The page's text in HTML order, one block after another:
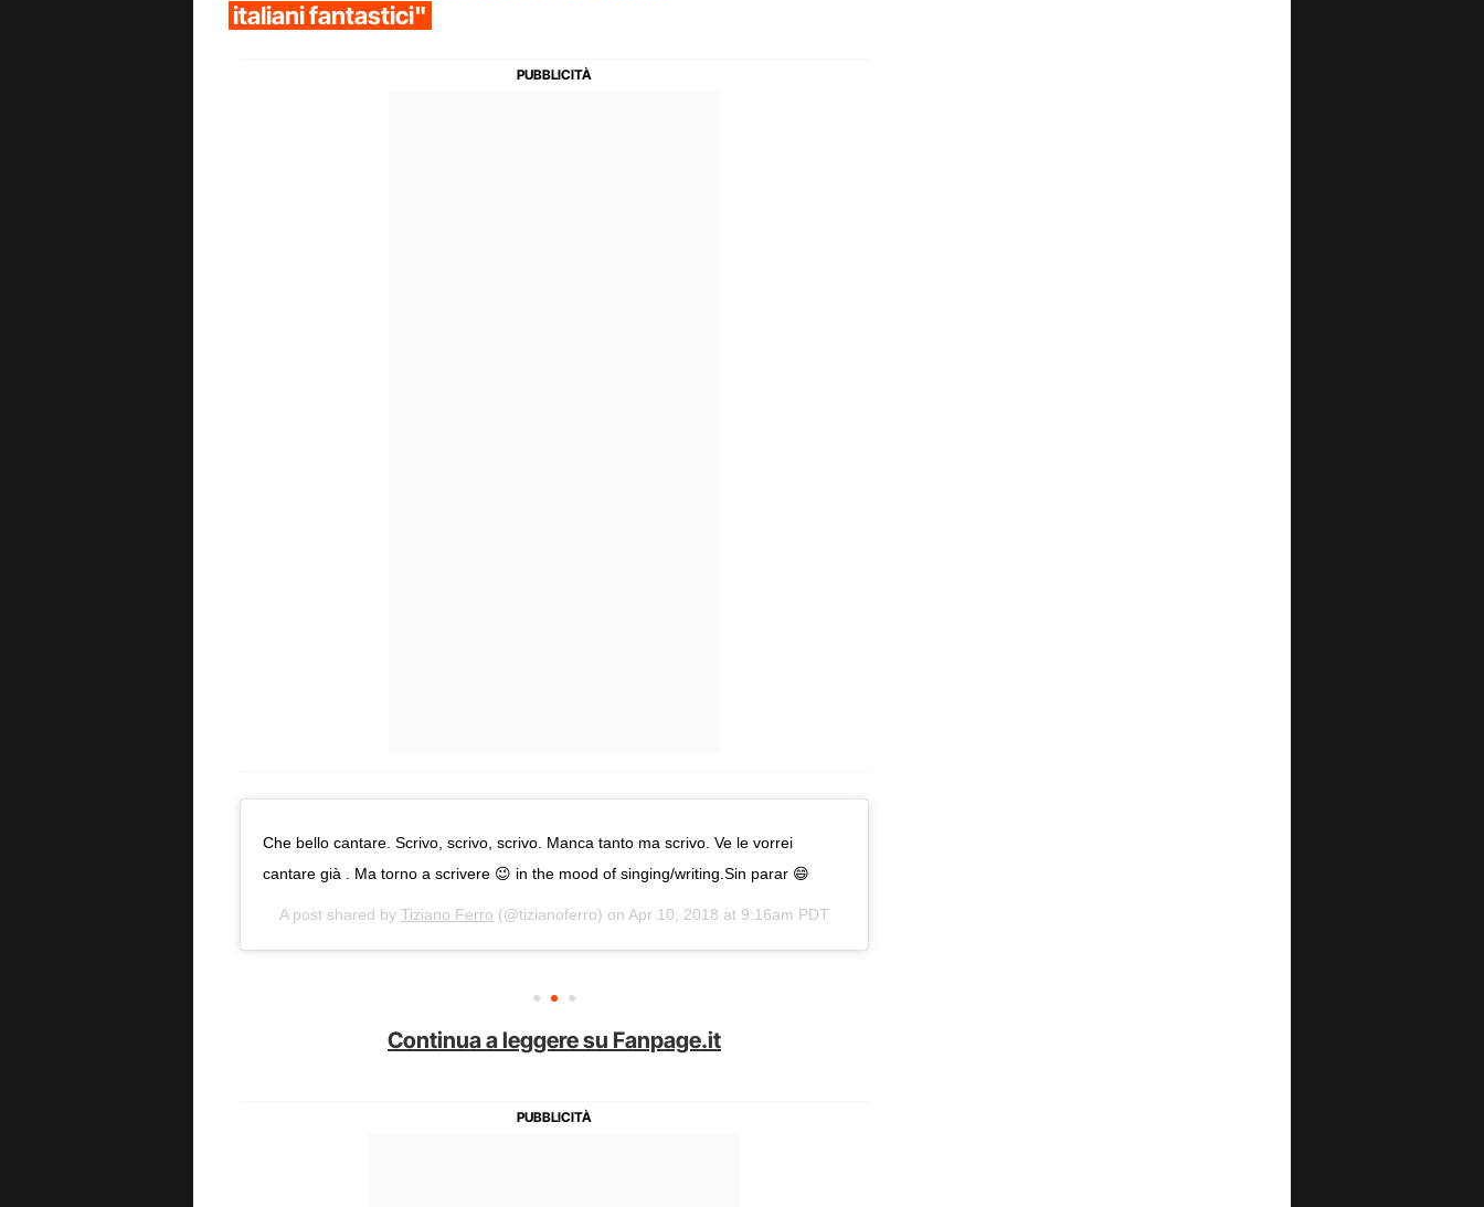
italiani fantastici"
Che bello cantare. Scrivo, scrivo, scrivo. Manca tanto ma scrivo. Ve le vorrei
cantare già . Ma torno a scrivere 😉 in the mood of singing/writing.Sin parar 😄
A post shared by Tiziano Ferro (@tizianoferro) on Apr 10, 2018 at 9:16am PDT
Continua a leggere su Fanpage.it